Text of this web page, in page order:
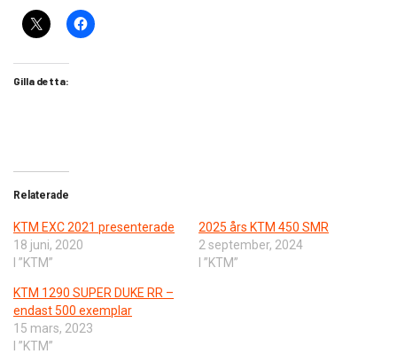
Gilla detta:
Relaterade
KTM EXC 2021 presenterade
18 juni, 2020
I ”KTM”
2025 års KTM 450 SMR
2 september, 2024
I ”KTM”
KTM 1290 SUPER DUKE RR –
endast 500 exemplar
15 mars, 2023
I ”KTM”